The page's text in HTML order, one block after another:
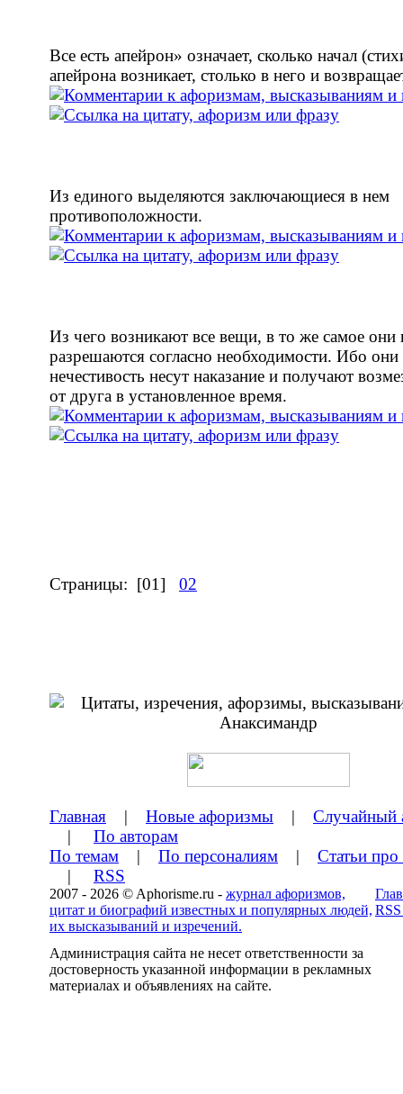
Все есть апейрон» означает, сколько начал
апейрона возникает, столько в него и
Из единого выделяются заключающиеся в нем
противоположности.
Из чего возникают все вещи, в то же самое они
разрешаются согласно необходимости. Ибо они
нечестивость несут наказание и получают
от друга в установленное время.
Страницы: [01] 02
Главная | Новые афоризмы | Случайный
| По авторам
По темам | По персоналиям | Статьи
| RSS
2007 - 2026 © Aphorisme.ru - журнал афоризмов,
цитат и биографий известных и популярных людей,
их высказываний и изречений.
Администрация сайта не несет ответственности за
достоверность указанной информации в рекламных
материалах и объявлениях на сайте.